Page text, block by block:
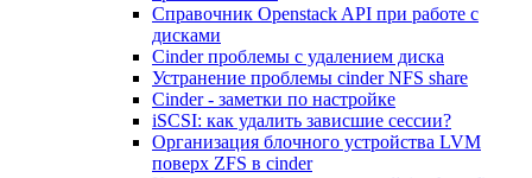
Справочник Openstack API при работе с
дисками
Cinder проблемы с удалением диска
Устранение проблемы cinder NFS share
Cinder - заметки по настройке
iSCSI: как удалить зависшие сессии?
Организация блочного устройства LVM
поверх ZFS в cinder